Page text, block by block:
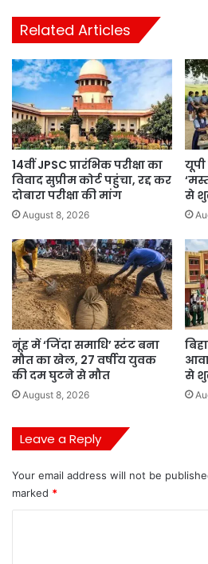
Related Articles
14वीं JPSC प्रारंभिक परीक्षा का
विवाद सुप्रीम कोर्ट पहुंचा, रद्द कर
दोबारा परीक्षा की मांग
August 8, 2026
से
नूंह में ‘जिंदा समाधि’ स्टंट बना
मौत का खेल, 27 वर्षीय युवक
की दम घुटने से मौत
August 8, 2026
से
Leave a Reply
Your email address will not be
marked *